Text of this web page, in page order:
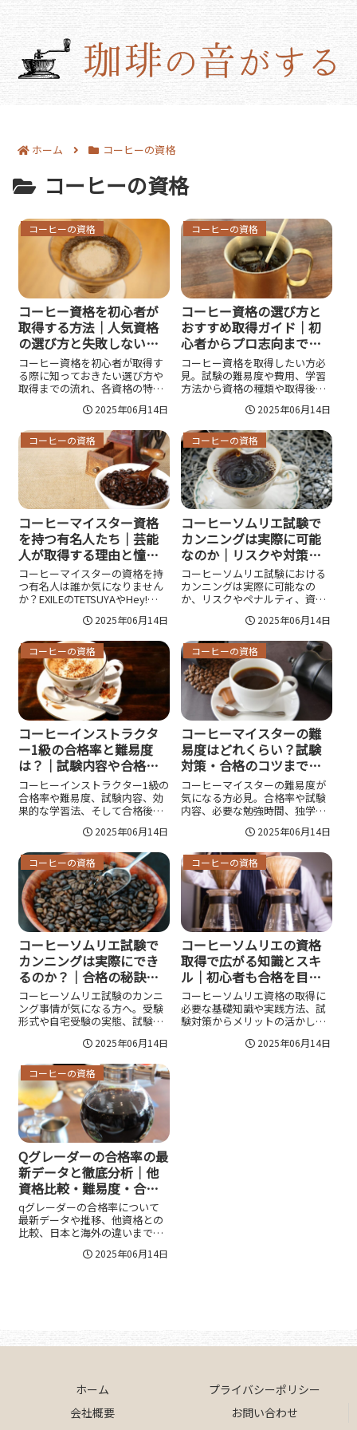
ホーム コーヒーの資格
コーヒーの資格
コーヒーの資格
コーヒー資格を初心者が
取得する方法｜人気資格
の選び方と失敗しない勉
強法を徹底解説
コーヒー資格を初心者が取得す
る際に知っておきたい選び方や
取得までの流れ、各資格の特徴
趣味や仕事に役立てたい方に最
心してチャレンジできるポイン
トを詳しく紹介します。
2025年06月14日
コーヒーの資格
コーヒー資格の選び方と
おすすめ取得ガイド｜初
心者からプロ志向まで役
立つ資格・勉強法・メリ
ットを徹底解説
コーヒー資格を取得したい方必
見。試験の難易度や費用、学習
方法から資格の種類や取得後の
する情報を徹底解説。初心者か
格を見つけ、キャリアや趣味に
活かせる知識を手に入れましょ
う。
2025年06月14日
コーヒーの資格
コーヒーマイスター資格
を持つ有名人たち｜芸能
人が取得する理由と憧れ
の資格の魅力を徹底解説
コーヒーマイスターの資格を持
つ有名人は誰か気になりません
か？EXILEのTETSUYAやHey!
名人の取得理由や、資格を活か
した活動、人気の理由、他のコ
ーヒー資格との違いも詳しく紹
介します。
2025年06月14日
コーヒーの資格
コーヒーソムリエ試験で
カンニングは実際に可能
なのか｜リスクや対策・
正しい合格法を徹底解説
コーヒーソムリエ試験における
カンニングは実際に可能なの
か、リスクやペナルティ、資格
まで詳しく解説。合格後のキャ
リアや公正な勉強法も紹介し、
正攻法で資格を取得したい方の
疑問に応えます。
2025年06月14日
コーヒーの資格
コーヒーインストラクタ
ー1級の合格率と難易度
は？｜試験内容や合格者
の声、受験対策まで徹底
解説
コーヒーインストラクター1級の
合格率や難易度、試験内容、効
果的な学習法、そして合格後の
説。1級を目指す方に必須の情報
と、実際に合格した人の声も紹
介し、取得の価値や役立て方ま
で詳しくお伝えします。
2025年06月14日
コーヒーの資格
コーヒーマイスターの難
易度はどれくらい？試験
対策・合格のコツまで徹
底解説｜初心者でも合格
できる最新ガイド
コーヒーマイスターの難易度が
気になる方必見。合格率や試験
内容、必要な勉強時間、独学と
対策や合格のコツをわかりやす
く紹介。初心者や未経験者にも
役立つ情報満載です。
2025年06月14日
コーヒーの資格
コーヒーソムリエ試験で
カンニングは実際にでき
るのか？｜合格の秘訣や
リスク・正攻法での突破
法まで徹底解説
コーヒーソムリエ試験のカンニ
ング事情が気になる方へ。受験
形式や自宅受験の実態、試験運
ら合格まで徹底解説。正しい知
のポイントも分かりやすくご紹
介します。
2025年06月14日
コーヒーの資格
コーヒーソムリエの資格
取得で広がる知識とスキ
ル｜初心者も合格を目指
せる実践ガイド
コーヒーソムリエ資格の取得に
必要な基礎知識や実践方法、試
験対策からメリットの活かし
験時の注意点までを網羅的に解
2025年06月14日
コーヒーの資格
Qグレーダーの合格率の最
新データと徹底分析｜他
資格比較・難易度・合格
のコツまで全解説
qグレーダーの合格率について
最新データや推移、他資格との
比較、日本と海外の違いまで詳
因や、効果的な試験対策、費用
2025年06月14日
ホーム
プライバシーポリシー
会社概要
お問い合わせ